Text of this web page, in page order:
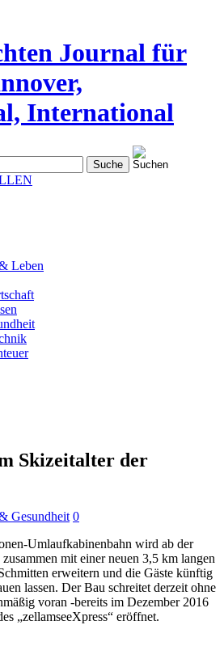
Journal für
International
Leben
Skizeitalter der
Gesundheit 0
Umlaufkabinenbahn wird ab der
mit einer neuen 3,5 km langen
erweitern und die Gäste künftig
lassen. Der Bau schreitet derzeit ohne
voran -bereits im Dezember 2016
„zellamseeXpress“ eröffnet.